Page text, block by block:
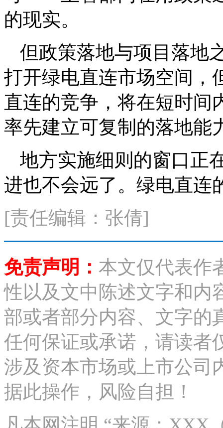
的现实。
但政策落地与项目落地
打开绿电直连市场空间，
直连的竞争，将在短时间
率先建立可复制的落地能
地方实施细则的窗口正
进也不会远了。绿电直连
[责任编辑：张倩]
免责声明： 本文仅代表作
性以及文中陈述文字和内
部或者部分内容、文字的
任何保证或承诺，请读者
涉及资本市场或上市公司
据此操作，风险自担！